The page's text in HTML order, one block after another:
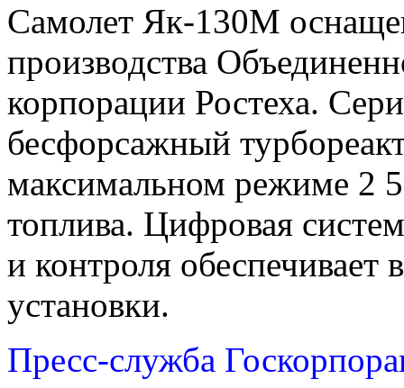
Самолет Як-130М
производства
корпорации Ростеха.
бесфорсажный
максимальном режиме 2
топлива. Цифровая
и контроля
установки.
Пресс-служба